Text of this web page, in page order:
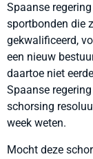
Spaanse
sportbonden die
gekwalificeerd,
een nieuw
daartoe niet
Spaanse
schorsing
week weten.
Mocht deze